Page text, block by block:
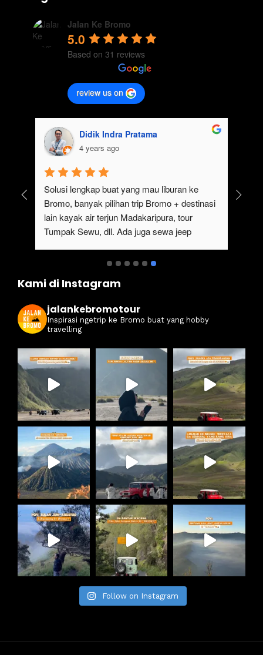
Jalan Ke Bromo
5.0
Based on 31 reviews
review us on
Didik Indra Pratama
4 years ago
Solusi lengkap buat yang mau liburan ke
Bromo, banyak pilihan trip Bromo + destinasi
lain kayak air terjun Madakaripura, tour
Tumpak Sewu, dll. Ada juga sewa jeep
Kami di Instagram
jalankebromotour
Inspirasi ngetrip ke Bromo buat yang hobby
travelling
Follow on Instagram